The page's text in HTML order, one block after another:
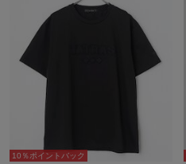
10％ポイントバック